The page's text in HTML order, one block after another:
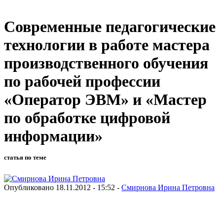
Современные педагогические
технологии в работе мастера
производственного обучения
по рабочей профессии
«Оператор ЭВМ» и «Мастер
по обработке цифровой
информации»
статья по теме
Опубликовано 18.11.2012 - 15:52 - Смирнова Ирина Петровна